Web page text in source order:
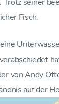
Fisch.
von Andy
auf der